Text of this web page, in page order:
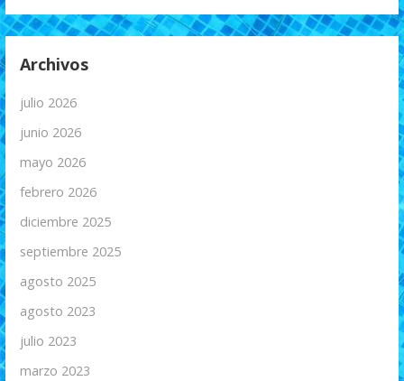
Archivos
julio 2026
junio 2026
mayo 2026
febrero 2026
diciembre 2025
septiembre 2025
agosto 2025
agosto 2023
julio 2023
marzo 2023